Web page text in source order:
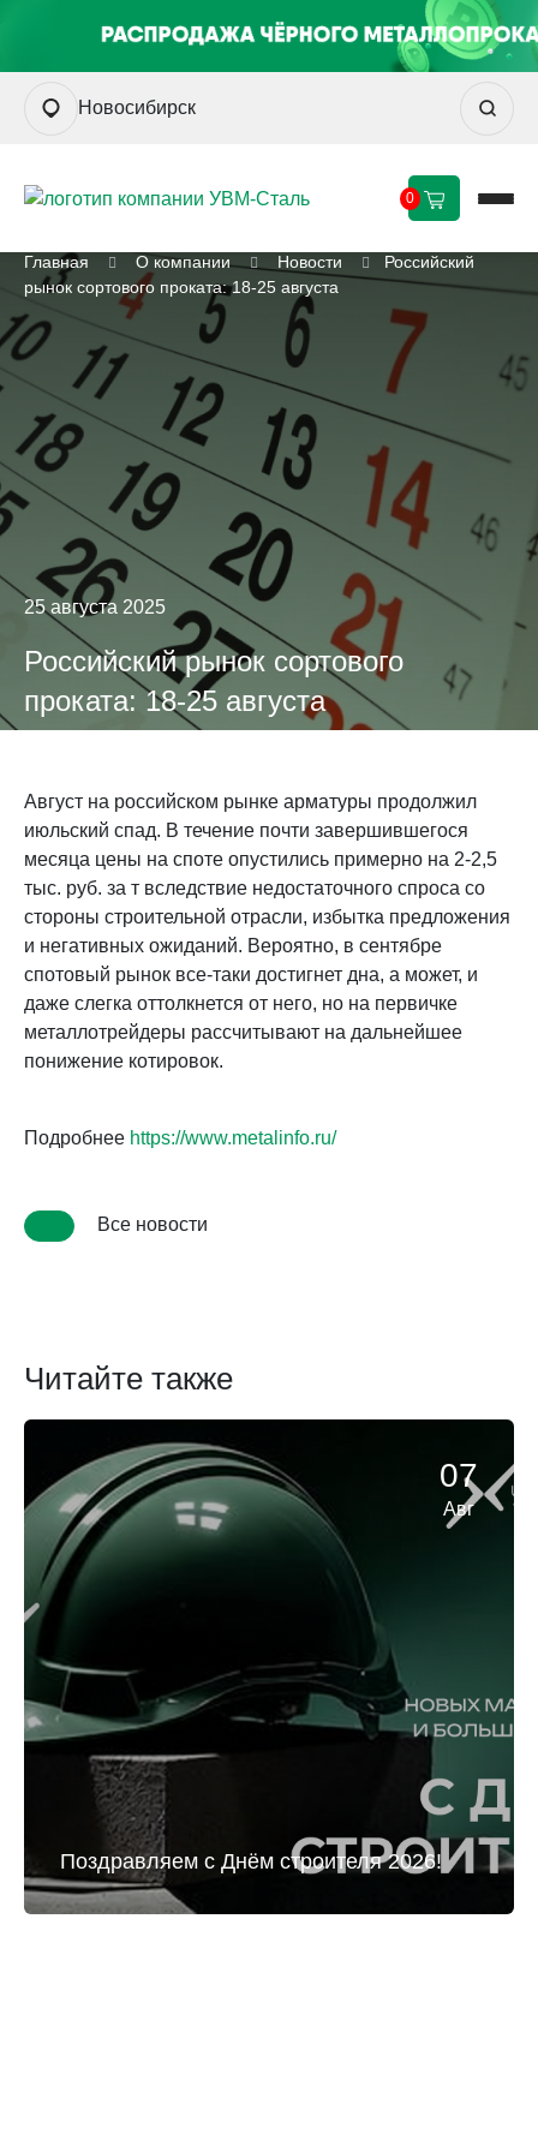
Новосибирск
0
Главная О компании Новости
Российский
рынок сортового проката: 18-25 августа
25 августа 2025
Российский рынок сортового
проката: 18-25 августа
Август на российском рынке арматуры продолжил
июльский спад. В течение почти завершившегося
месяца цены на споте опустились примерно на 2-2,5
тыс. руб. за т вследствие недостаточного спроса со
стороны строительной отрасли, избытка предложения
и негативных ожиданий. Вероятно, в сентябре
спотовый рынок все-таки достигнет дна, а может, и
даже слегка оттолкнется от него, но на первичке
металлотрейдеры рассчитывают на дальнейшее
понижение котировок.
Подробнее https://www.metalinfo.ru/
Все новости
Читайте также
07
Авг
Поздравляем с Днём строителя 2026!